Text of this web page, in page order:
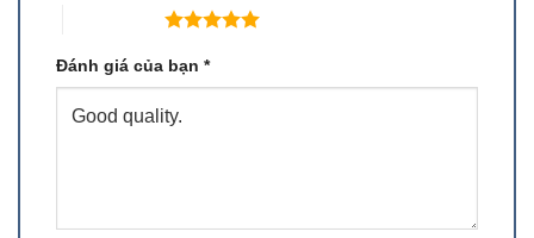
Đánh giá của bạn *